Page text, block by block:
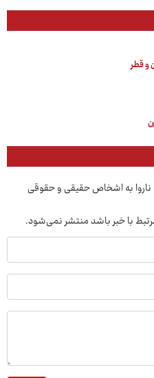
و قطر
به اشخاص حقیقی و حقوقی
با خبر باشد منتشر نمی‌شود.